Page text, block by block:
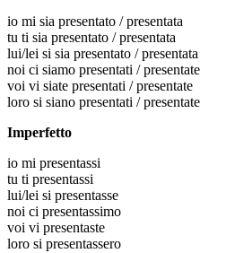
io mi sia presentato / presentata
tu ti sia presentato / presentata
lui/lei si sia presentato / presentata
noi ci siamo presentati / presentate
voi vi siate presentati / presentate
loro si siano presentati / presentate
Imperfetto
io mi presentassi
tu ti presentassi
lui/lei si presentasse
noi ci presentassimo
voi vi presentaste
loro si presentassero